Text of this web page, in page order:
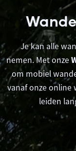
Je kan alle
nemen. Met onze
om mobiel
vanaf onze online
leiden